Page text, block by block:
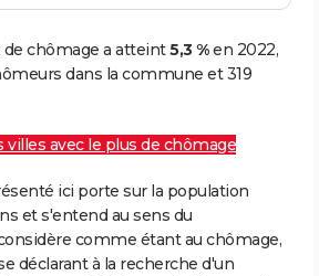
chômage a atteint5,3 %en 2022,
dans la commune et 319
villes avec le plus de chômage
ici porte sur la population
et s'entend au sens du
comme étant au chômage,
déclarant à la recherche d'un